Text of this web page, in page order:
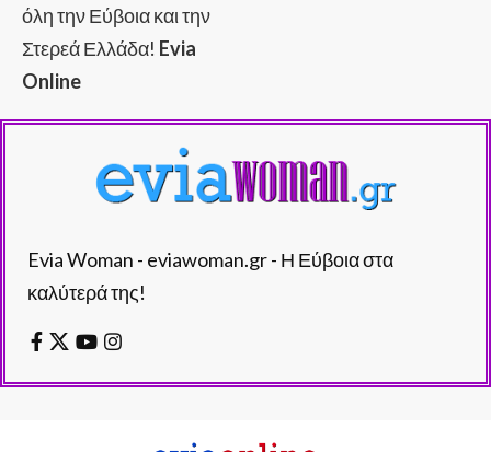
όλη την Εύβοια και την
Στερεά Ελλάδα! Evia
Online
Evia Woman - eviawoman.gr - Η Εύβοια στα
καλύτερά της!